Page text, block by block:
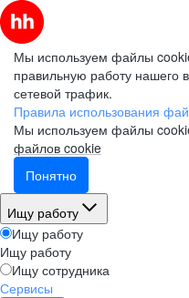
Мы используем файлы
правильную работу нашего
сетевой трафик.
Правила использования
Мы используем файлы
файлов cookie
Понятно
Ищу работу
Ищу работу
Ищу работу
Ищу сотрудника
Сервисы